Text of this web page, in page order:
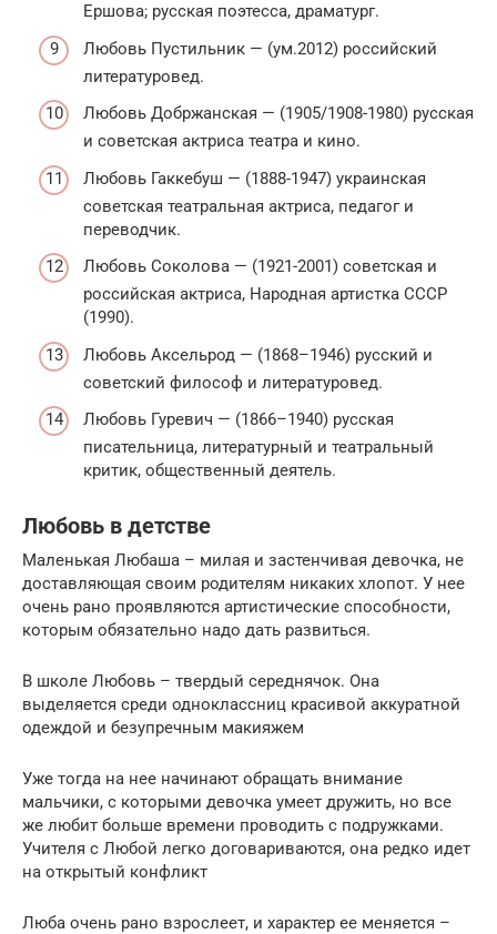
Ершова; русская поэтесса, драматург.
Любовь Пустильник — (ум.2012) российский
литературовед.
Любовь Добржанская — (1905/1908-1980) русская
и советская актриса театра и кино.
Любовь Гаккебуш — (1888-1947) украинская
советская театральная актриса, педагог и
переводчик.
Любовь Соколова — (1921-2001) советская и
российская актриса, Народная артистка СССР
(1990).
Любовь Аксельрод — (1868–1946) русский и
советский философ и литературовед.
Любовь Гуревич — (1866–1940) русская
писательница, литературный и театральный
критик, общественный деятель.
Любовь в детстве
Маленькая Любаша – милая и застенчивая девочка, не
доставляющая своим родителям никаких хлопот. У нее
очень рано проявляются артистические способности,
которым обязательно надо дать развиться.
В школе Любовь – твердый середнячок. Она
выделяется среди одноклассниц красивой аккуратной
одеждой и безупречным макияжем
Уже тогда на нее начинают обращать внимание
мальчики, с которыми девочка умеет дружить, но все
же любит больше времени проводить с подружками.
Учителя с Любой легко договариваются, она редко идет
на открытый конфликт
Люба очень рано взрослеет, и характер ее меняется –